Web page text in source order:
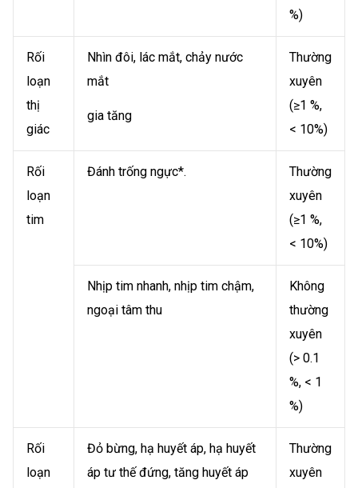
%)
Rối
loạn
thị
giác
Nhìn đôi, lác mắt, chảy nước
mắt
gia tăng
Thường
xuyên
(≥1 %,
< 10%)
Rối
loạn
tim
Đánh trống ngực*.
Thường
xuyên
(≥1 %,
< 10%)
Nhịp tim nhanh, nhịp tim chậm,
ngoại tâm thu
Không
thường
xuyên
(> 0.1
%, < 1
%)
Rối
loạn
Đỏ bừng, hạ huyết áp, hạ huyết
áp tư thế đứng, tăng huyết áp
Thường
xuyên